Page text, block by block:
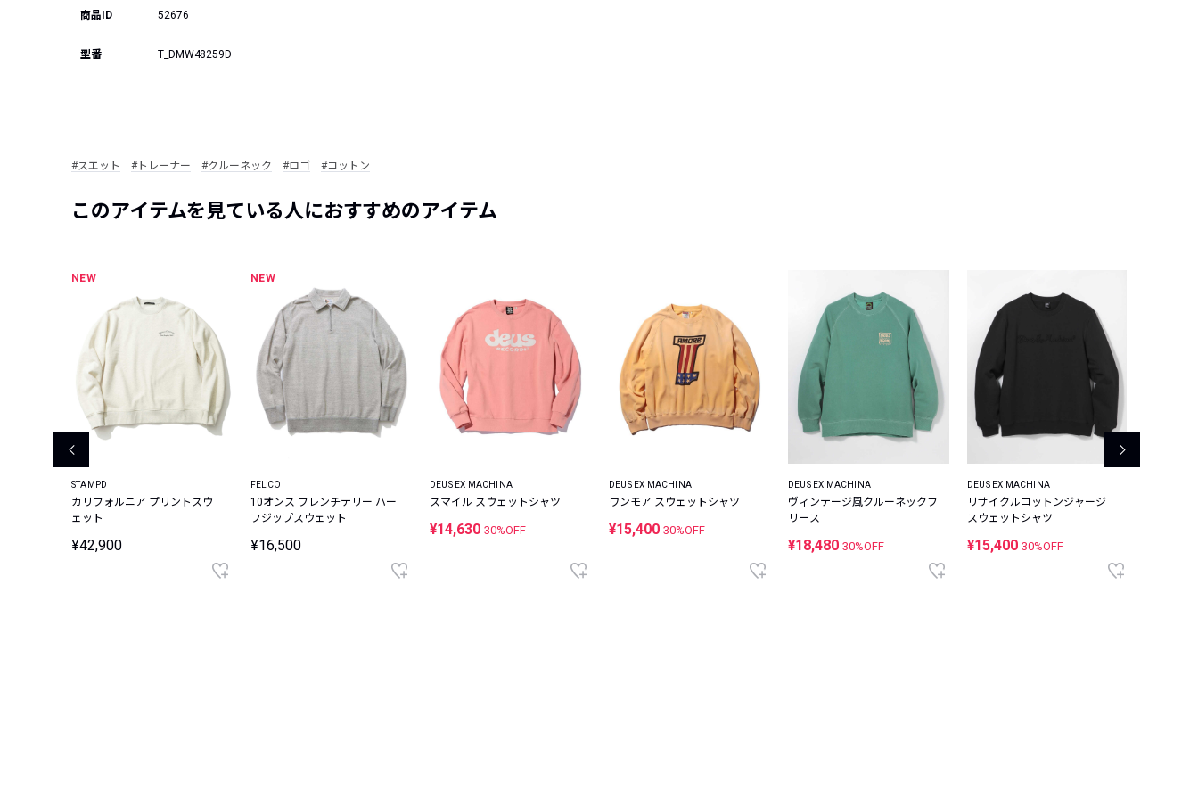
商品ID 52676
型番 T_DMW48259D
#スエット #トレーナー #クルーネック #ロゴ #コットン
このアイテムを見ている人におすすめのアイテム
NEW
STAMPD
カリフォルニア プリントスウ
ェット
¥42,900
NEW
FELCO
10オンス フレンチテリー ハー
フジップスウェット
¥16,500
DEUS EX MACHINA
スマイル スウェットシャツ
¥14,630 30%OFF
DEUS EX MACHINA
ワンモア スウェットシャツ
¥15,400 30%OFF
DEUS EX MACHINA
ヴィンテージ風クルーネックフ
リース
¥18,480 30%OFF
DEUS EX MACHINA
リサイクルコットンジャージ
スウェットシャツ
¥15,400 30%OFF